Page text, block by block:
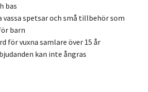
bas
vassa spetsar och små tillbehör som
barn
för vuxna samlare över 15 år
kan inte ångras